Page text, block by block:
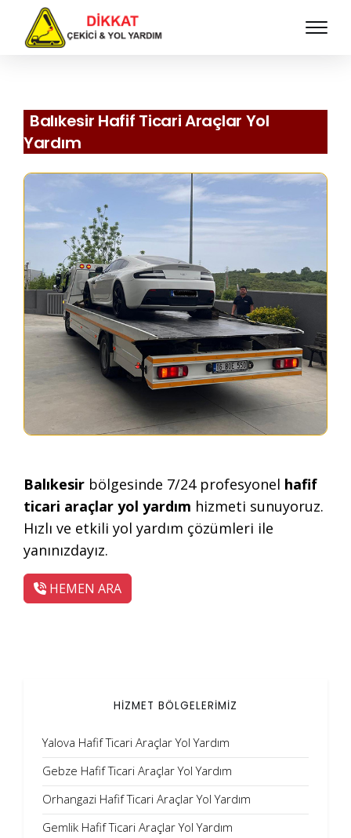
Balıkesir Hafif Ticari Araçlar Yol
Yardım
Balıkesir bölgesinde 7/24 profesyonel hafif
ticari araçlar yol yardım hizmeti sunuyoruz.
Hızlı ve etkili yol yardım çözümleri ile
yanınızdayız.
HEMEN ARA
HİZMET BÖLGELERİMİZ
Yalova Hafif Ticari Araçlar Yol Yardım
Gebze Hafif Ticari Araçlar Yol Yardım
Orhangazi Hafif Ticari Araçlar Yol Yardım
Gemlik Hafif Ticari Araçlar Yol Yardım